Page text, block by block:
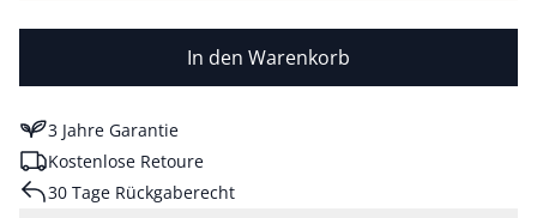
In den Warenkorb
3 Jahre Garantie
Kostenlose Retoure
30 Tage Rückgaberecht